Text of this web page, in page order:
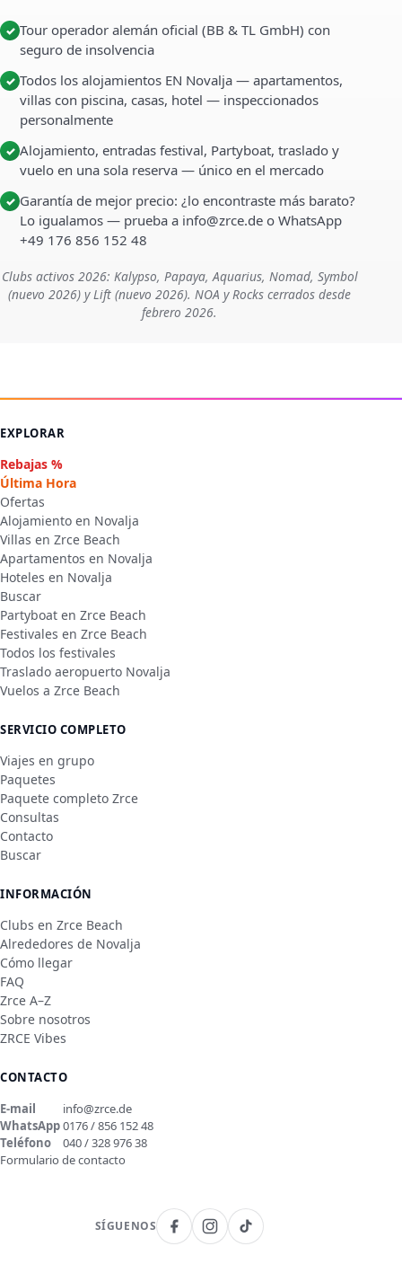
✓ Tour operador alemán oficial (BB & TL GmbH) con
seguro de insolvencia
✓ Todos los alojamientos EN Novalja — apartamentos,
villas con piscina, casas, hotel — inspeccionados
personalmente
✓ Alojamiento, entradas festival, Partyboat, traslado y
vuelo en una sola reserva — único en el mercado
✓ Garantía de mejor precio: ¿lo encontraste más barato?
Lo igualamos — prueba a info@zrce.de o WhatsApp
+49 176 856 152 48
Clubs activos 2026: Kalypso, Papaya, Aquarius, Nomad, Symbol
(nuevo 2026) y Lift (nuevo 2026). NOA y Rocks cerrados desde
febrero 2026.
EXPLORAR
Rebajas %
Última Hora
Ofertas
Alojamiento en Novalja
Villas en Zrce Beach
Apartamentos en Novalja
Hoteles en Novalja
Buscar
Partyboat en Zrce Beach
Festivales en Zrce Beach
Todos los festivales
Traslado aeropuerto Novalja
Vuelos a Zrce Beach
SERVICIO COMPLETO
Viajes en grupo
Paquetes
Paquete completo Zrce
Consultas
Contacto
Buscar
INFORMACIÓN
Clubs en Zrce Beach
Alrededores de Novalja
Cómo llegar
FAQ
Zrce A–Z
Sobre nosotros
ZRCE Vibes
CONTACTO
E-mail
info@zrce.de
WhatsApp0176 / 856 152 48
Teléfono
040 / 328 976 38
Formulario de contacto
SÍGUENOS